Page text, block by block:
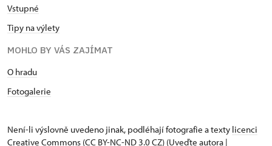
Vstupné
Tipy na výlety
MOHLO BY VÁS ZAJÍMAT
O hradu
Fotogalerie
Není-li výslovně uvedeno jinak, podléhají fotografie a texty licenci
Creative Commons (CC BY-NC-ND 3.0 CZ) (Uveďte autora |